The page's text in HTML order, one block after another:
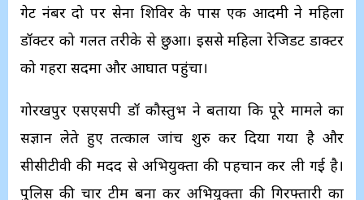
गेट नंबर दो पर सेना शिविर के पास एक आदमी ने महिला
डॉक्टर को गलत तरीके से छुआ। इससे महिला रेजिडेंट डाक्टर
को गहरा सदमा और आघात पहुंचा।
गोरखपुर एसएसपी डॉ कौस्तुभ ने बताया कि पूरे मामले का
सज्ञान लेते हुए तत्काल जांच शुरु कर दिया गया है और
सीसीटीवी की मदद से अभियुक्तों की पहचान कर ली गई है।
पुलिस की चार टीम बना कर अभियुक्तों की गिरफ्तारी का